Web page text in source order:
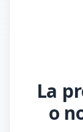
La
o